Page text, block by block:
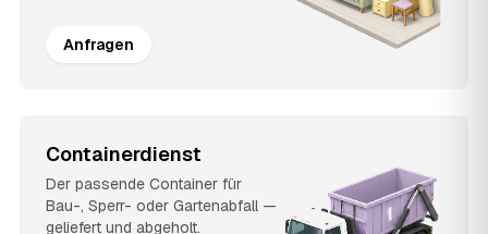
Anfragen
Containerdienst
Der passende Container für
Bau-, Sperr- oder Gartenabfall —
geliefert und abgeholt.